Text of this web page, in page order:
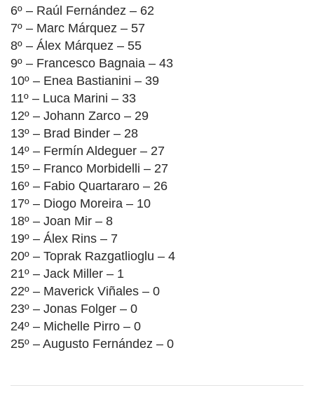
6º – Raúl Fernández – 62
7º – Marc Márquez – 57
8º – Álex Márquez – 55
9º – Francesco Bagnaia – 43
10º – Enea Bastianini – 39
11º – Luca Marini – 33
12º – Johann Zarco – 29
13º – Brad Binder – 28
14º – Fermín Aldeguer – 27
15º – Franco Morbidelli – 27
16º – Fabio Quartararo – 26
17º – Diogo Moreira – 10
18º – Joan Mir – 8
19º – Álex Rins – 7
20º – Toprak Razgatlioglu – 4
21º – Jack Miller – 1
22º – Maverick Viñales – 0
23º – Jonas Folger – 0
24º – Michelle Pirro – 0
25º – Augusto Fernández – 0